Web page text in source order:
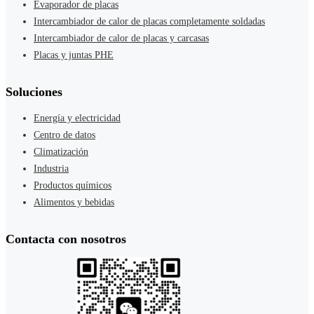
Evaporador de placas
Intercambiador de calor de placas completamente soldadas
Intercambiador de calor de placas y carcasas
Placas y juntas PHE
Soluciones
Energía y electricidad
Centro de datos
Climatización
Industria
Productos químicos
Alimentos y bebidas
Contacta con nosotros